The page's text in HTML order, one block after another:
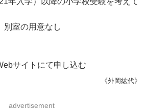
室の用意なし
サイトにて申し込む
《外岡紘代》
advertisement